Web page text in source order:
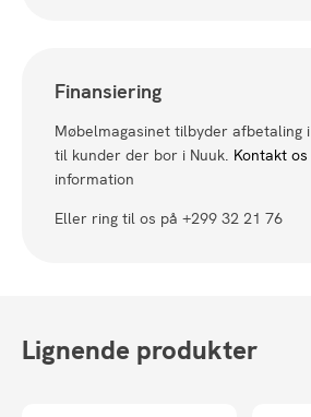
Finansiering
Møbelmagasinet tilbyder afbetaling
til kunder der bor i Nuuk. Kontakt
information
Eller ring til os på +299 32 21 76
Lignende produkter